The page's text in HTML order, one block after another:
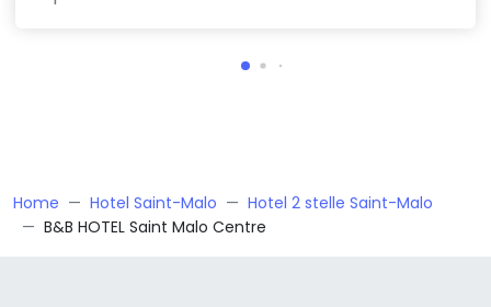
Home Hotel Saint-Malo
Hotel 2 stelle Saint-Malo
B&B HOTEL Saint Malo Centre